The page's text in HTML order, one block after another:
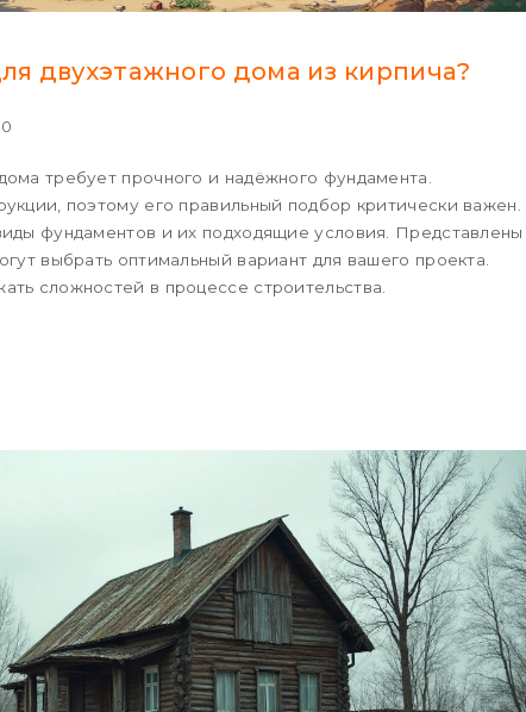
двухэтажного дома из кирпича?
0
требует прочного и надёжного фундамента.
поэтому его правильный подбор критически важен.
фундаментов и их подходящие условия. Представлены
выбрать оптимальный вариант для вашего проекта.
сложностей в процессе строительства.